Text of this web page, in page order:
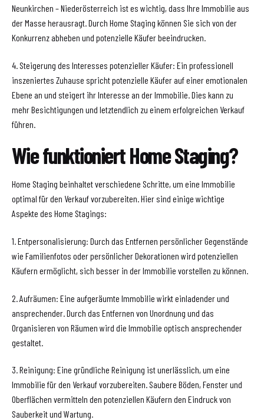
Neunkirchen – Niederösterreich ist es wichtig, dass Ihre Immobilie aus
der Masse herausragt. Durch Home Staging können Sie sich von der
Konkurrenz abheben und potenzielle Käufer beeindrucken.
4. Steigerung des Interesses potenzieller Käufer: Ein professionell
inszeniertes Zuhause spricht potenzielle Käufer auf einer emotionalen
Ebene an und steigert ihr Interesse an der Immobilie. Dies kann zu
mehr Besichtigungen und letztendlich zu einem erfolgreichen Verkauf
führen.
Wie funktioniert Home Staging?
Home Staging beinhaltet verschiedene Schritte, um eine Immobilie
optimal für den Verkauf vorzubereiten. Hier sind einige wichtige
Aspekte des Home Stagings:
1. Entpersonalisierung: Durch das Entfernen persönlicher Gegenstände
wie Familienfotos oder persönlicher Dekorationen wird potenziellen
Käufern ermöglicht, sich besser in der Immobilie vorstellen zu können.
2. Aufräumen: Eine aufgeräumte Immobilie wirkt einladender und
ansprechender. Durch das Entfernen von Unordnung und das
Organisieren von Räumen wird die Immobilie optisch ansprechender
gestaltet.
3. Reinigung: Eine gründliche Reinigung ist unerlässlich, um eine
Immobilie für den Verkauf vorzubereiten. Saubere Böden, Fenster und
Oberflächen vermitteln den potenziellen Käufern den Eindruck von
Sauberkeit und Wartung.